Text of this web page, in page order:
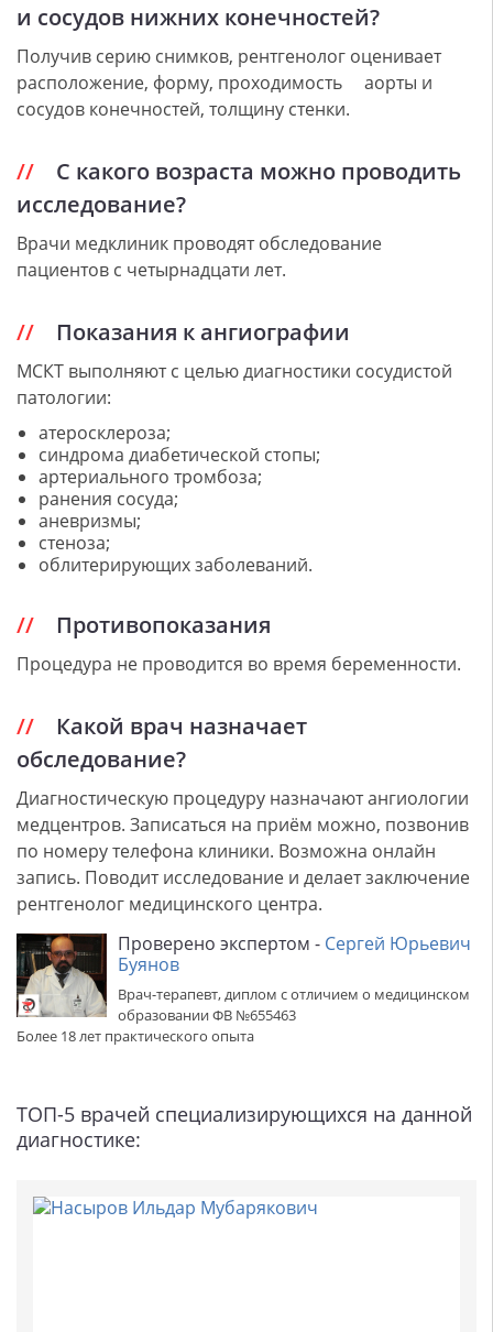
и сосудов нижних конечностей?
Получив серию снимков, рентгенолог оценивает
расположение, форму, проходимость аорты и
сосудов конечностей, толщину стенки.
С какого возраста можно проводить
исследование?
Врачи медклиник проводят обследование
пациентов с четырнадцати лет.
Показания к ангиографии
МСКТ выполняют с целью диагностики сосудистой
патологии:
атеросклероза;
синдрома диабетической стопы;
артериального тромбоза;
ранения сосуда;
аневризмы;
стеноза;
облитерирующих заболеваний.
Противопоказания
Процедура не проводится во время беременности.
Какой врач назначает
обследование?
Диагностическую процедуру назначают ангиологии
медцентров. Записаться на приём можно, позвонив
по номеру телефона клиники. Возможна онлайн
запись. Поводит исследование и делает заключение
рентгенолог медицинского центра.
Проверено экспертом - Сергей Юрьевич
Буянов
Врач-терапевт, диплом с отличием о медицинском
образовании ФВ №655463
Более 18 лет практического опыта
ТОП-5 врачей специализирующихся на данной
диагностике: